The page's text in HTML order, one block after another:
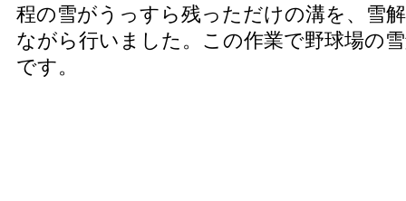
程の雪がうっすら残っただけの溝を、雪
ながら行いました。この作業で野球場の
です。